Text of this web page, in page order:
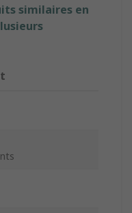
similaires en